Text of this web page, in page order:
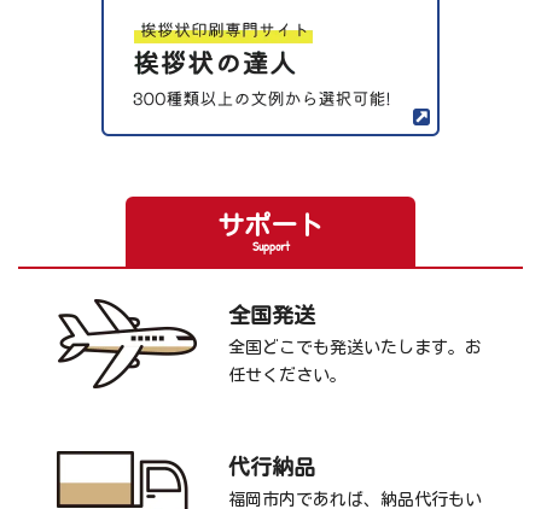
サポート
Support
全国発送
全国どこでも発送いたします。お
任せください。
代行納品
福岡市内であれば、納品代行もい